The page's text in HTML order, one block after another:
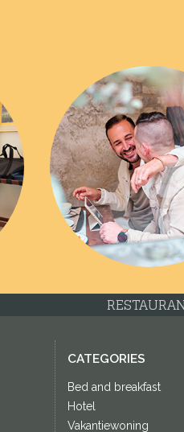
CATEGORIES
Bed and breakfast
Hotel
Vakantiewoning